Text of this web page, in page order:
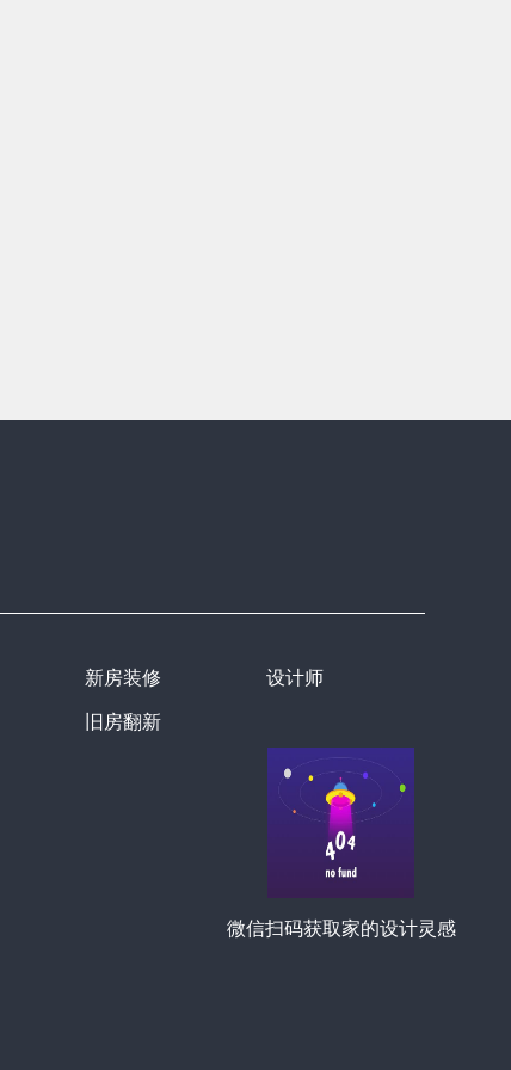
新房装修
旧房翻新
设计师
微信扫码获取家的设计灵感